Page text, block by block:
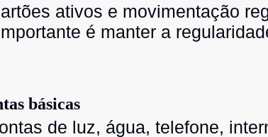
ativos e movimentação
é manter a
básicas
de luz, água, telefone,